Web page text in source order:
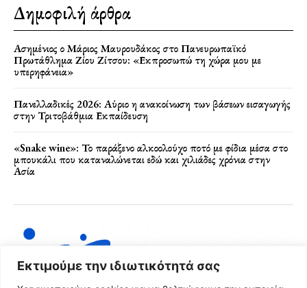
Εκτιμούμε την ιδιωτικότητά σας
Δημοφιλή άρθρα
Ασημένιος ο Μάριος Μαυρουδάκος στο Πανευρωπαϊκό
Πρωτάθλημα Ζίου Ζίτσου: «Εκπροσωπώ τη χώρα μου με
υπερηφάνεια»
Πανελλαδικές 2026: Αύριο η ανακοίνωση των βάσεων εισαγωγής
στην Τριτοβάθμια Εκπαίδευση
«Snake wine»: Το παράξενο αλκοολούχο ποτό με φίδια μέσα στο
μπουκάλι που καταναλώνεται εδώ και χιλιάδες χρόνια στην
Ασία